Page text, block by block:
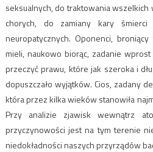
seksualnych, do traktowania
chorych, do zamiany kary
neuropatycznych. Oponenci,
mieli, naukowo biorąc, zadanie
przeczyć prawu, które jak szeroka i
dopuszczało wyjątków. Cios, zadany
która przez kilka wieków stanowiła
Przy analizie zjawisk wewnątrz
przyczynowości jest na tym terenie
niedokładności naszych przyrządów